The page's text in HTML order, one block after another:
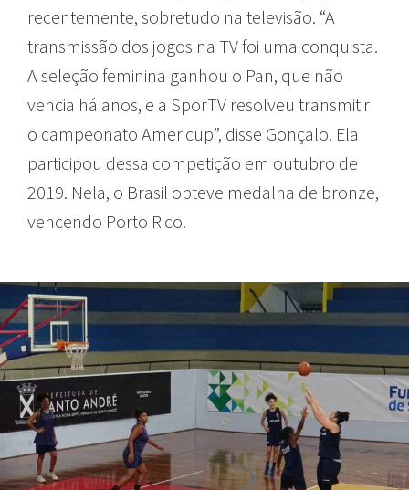
recentemente, sobretudo na televisão. “A
transmissão dos jogos na TV foi uma conquista.
A seleção feminina ganhou o Pan, que não
vencia há anos, e a SporTV resolveu transmitir
o campeonato Americup”, disse Gonçalo. Ela
participou dessa competição em outubro de
2019. Nela, o Brasil obteve medalha de bronze,
vencendo Porto Rico.